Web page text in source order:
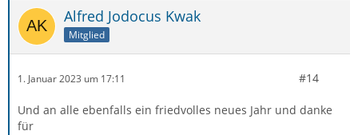
Alfred Jodocus Kwak
Mitglied
1. Januar 2023 um 17:11 #14
Und an alle ebenfalls ein friedvolles neues Jahr und danke
für